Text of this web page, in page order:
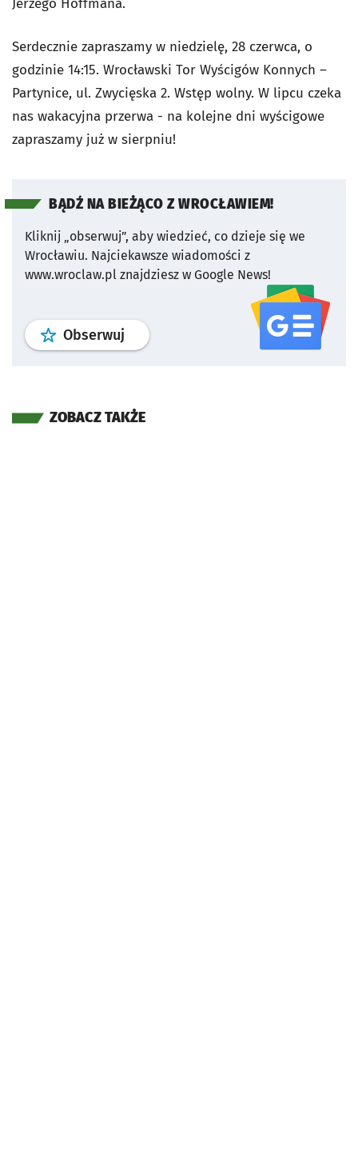
Jerzego Hoffmana.
Serdecznie zapraszamy w niedzielę, 28 czerwca, o
godzinie 14:15. Wrocławski Tor Wyścigów Konnych –
Partynice, ul. Zwycięska 2. Wstęp wolny. W lipcu czeka
nas wakacyjna przerwa - na kolejne dni wyścigowe
zapraszamy już w sierpniu!
BĄDŹ NA BIEŻĄCO Z WROCŁAWIEM!
Kliknij „obserwuj”, aby wiedzieć, co dzieje się we
Wrocławiu. Najciekawsze wiadomości z
www.wroclaw.pl znajdziesz w Google News!
Obserwuj profil serwisu
ZOBACZ TAKŻE